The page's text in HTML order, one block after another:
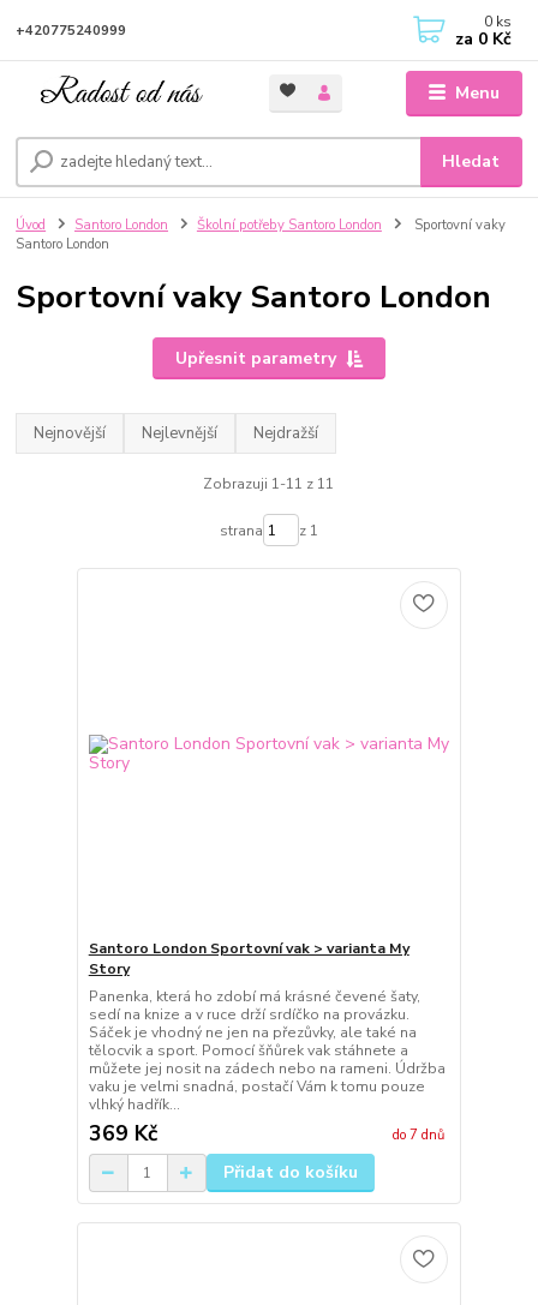
Menu
Hledat
+420775240999 0 ks
za 0 Kč
Úvod Santoro London Školní potřeby Santoro London
Sportovní vaky
Santoro London
Sportovní vaky Santoro London
Upřesnit parametry
Nejnovější Nejlevnější Nejdražší
Zobrazuji 1-11 z 11
strana z 1
Santoro London Sportovní vak > varianta My
Story
Panenka, která ho zdobí má krásné čevené šaty,
sedí na knize a v ruce drží srdíčko na provázku.
Sáček je vhodný ne jen na přezůvky, ale také na
tělocvik a sport. Pomocí šňůrek vak stáhnete a
můžete jej nosit na zádech nebo na rameni. Údržba
vaku je velmi snadná, postačí Vám k tomu pouze
vlhký hadřík...
369 Kč do 7 dnů
Přidat do košíku